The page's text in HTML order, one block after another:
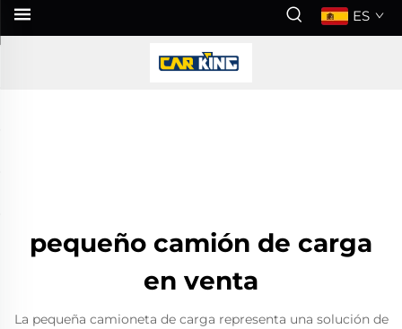
ES
pequeño camión de carga
en venta
La pequeña camioneta de carga representa una solución de